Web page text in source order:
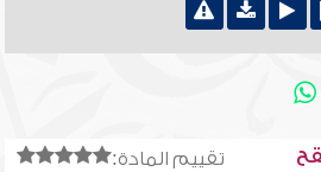
تقييم المادة: